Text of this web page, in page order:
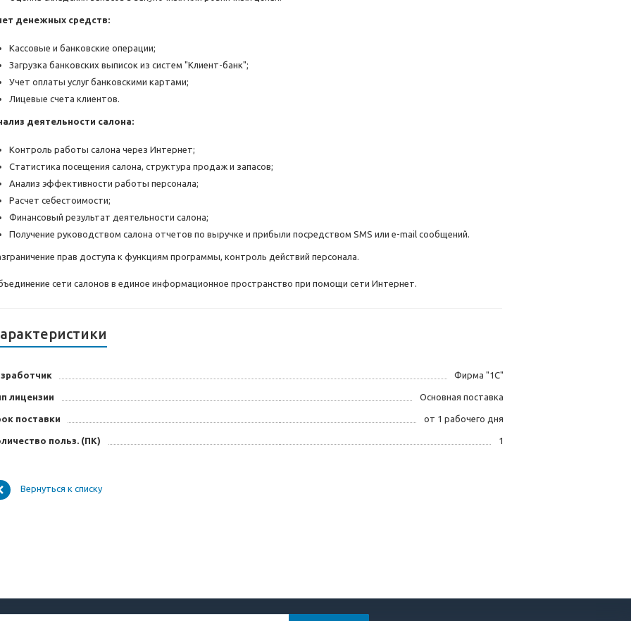
денежных средств:
Кассовые и банковские операции;
Загрузка банковских выписок из систем "Клиент-банк";
Учет оплаты услуг банковскими картами;
Лицевые счета клиентов.
деятельности салона:
Контроль работы салона через Интернет;
Статистика посещения салона, структура продаж и запасов;
Анализ эффективности работы персонала;
Расчет себестоимости;
Финансовый результат деятельности салона;
Получение руководством салона отчетов по выручке и прибыли посредством SMS или e-mail сообщений.
прав доступа к функциям программы, контроль действий персонала.
сети салонов в единое информационное пространство при помощи сети Интернет.
Фирма "1С"
лицензии Основная поставка
поставки от 1 рабочего дня
польз. (ПК) 1
Вернуться к списку